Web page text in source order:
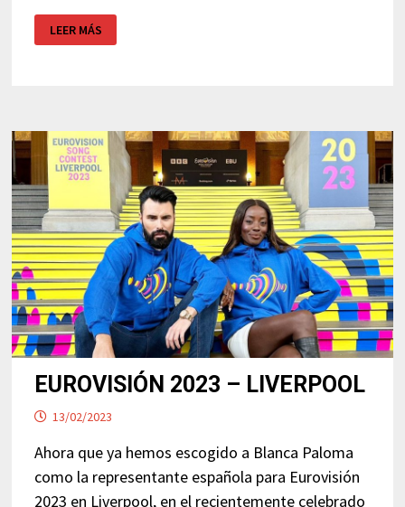
BEATLES
–
LEER MÁS
EUROVISIÓN 2023 – LIVERPOOL
13/02/2023
Ahora que ya hemos escogido a Blanca Paloma
como la representante española para Eurovisión
2023 en Liverpool, en el recientemente celebrado